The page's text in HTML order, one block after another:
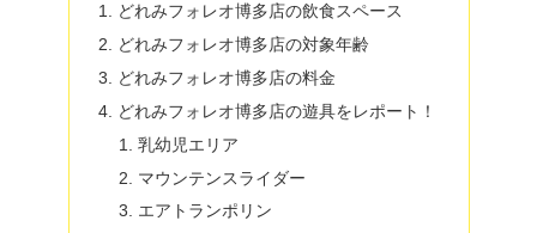
どれみフォレオ博多店の飲食スペース
どれみフォレオ博多店の対象年齢
どれみフォレオ博多店の料金
どれみフォレオ博多店の遊具をレポート！
乳幼児エリア
マウンテンスライダー
エアトランポリン